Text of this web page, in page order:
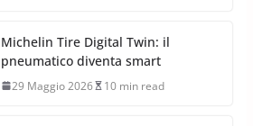
Michelin Tire Digital Twin: il
pneumatico diventa smart
29 Maggio 2026 10 min read